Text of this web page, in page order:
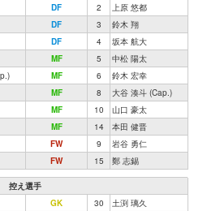
DF 2
上原 悠都
DF 3
鈴木 翔
DF 4
坂本 航大
MF 5
中松 陽太
MF 6
鈴木 宏幸
MF 8
大谷 湊斗 (Cap.)
MF 10
山口 豪太
MF 14
本田 健晋
FW 9
岩谷 勇仁
FW 15 鄭 志錫
控え選手
GK 30
土渕 璃久